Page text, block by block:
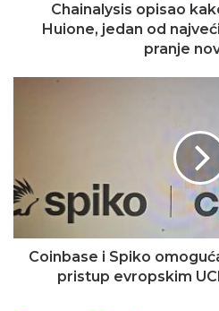
Chainalysis opisao
Huione, jedan od
pranje
Coinbase i Spiko
pristup evropskim